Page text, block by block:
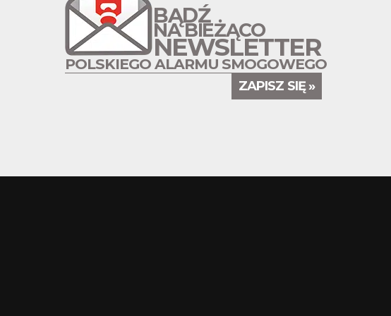
BĄDŹ
NA BIEŻĄCO
NEWSLETTER
POLSKIEGO ALARMU SMOGOWEGO
ZAPISZ SIĘ »